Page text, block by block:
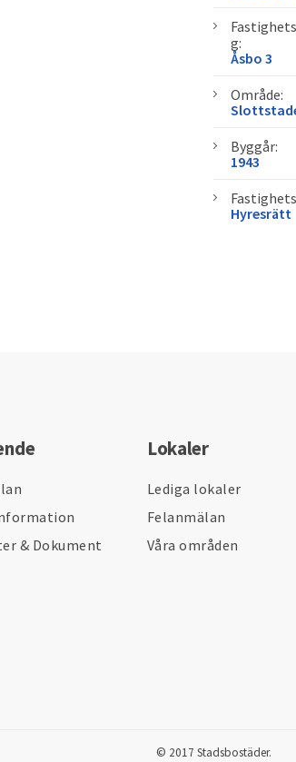
g:
Åsbo 3
Område:
Byggår:
1943
Hyresrätt
& Dokument
Lokaler
Lediga lokaler
Felanmälan
Våra områden
© 2017 Stadsbostäder.